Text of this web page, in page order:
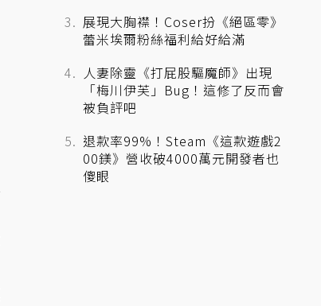
展現大胸襟！Coser扮《絕區零》
蕾米埃爾粉絲福利給好給滿
人妻除靈《打屁股驅魔師》出現
「梅川伊芙」Bug！這修了反而會
被負評吧
退款率99%！Steam《這款遊戲2
00鎂》營收破4000萬元開發者也
傻眼